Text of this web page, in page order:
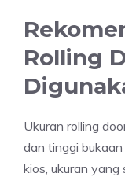
Rolling
Ukuran rolling
dan tinggi
kios, ukuran yang